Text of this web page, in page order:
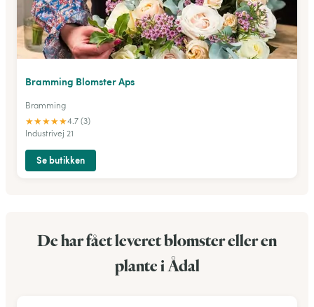
Bramming Blomster Aps
Bramming
★★★★★4.7 (3)
Industrivej 21
Se butikken
De har fået leveret blomster eller en
plante i Ådal